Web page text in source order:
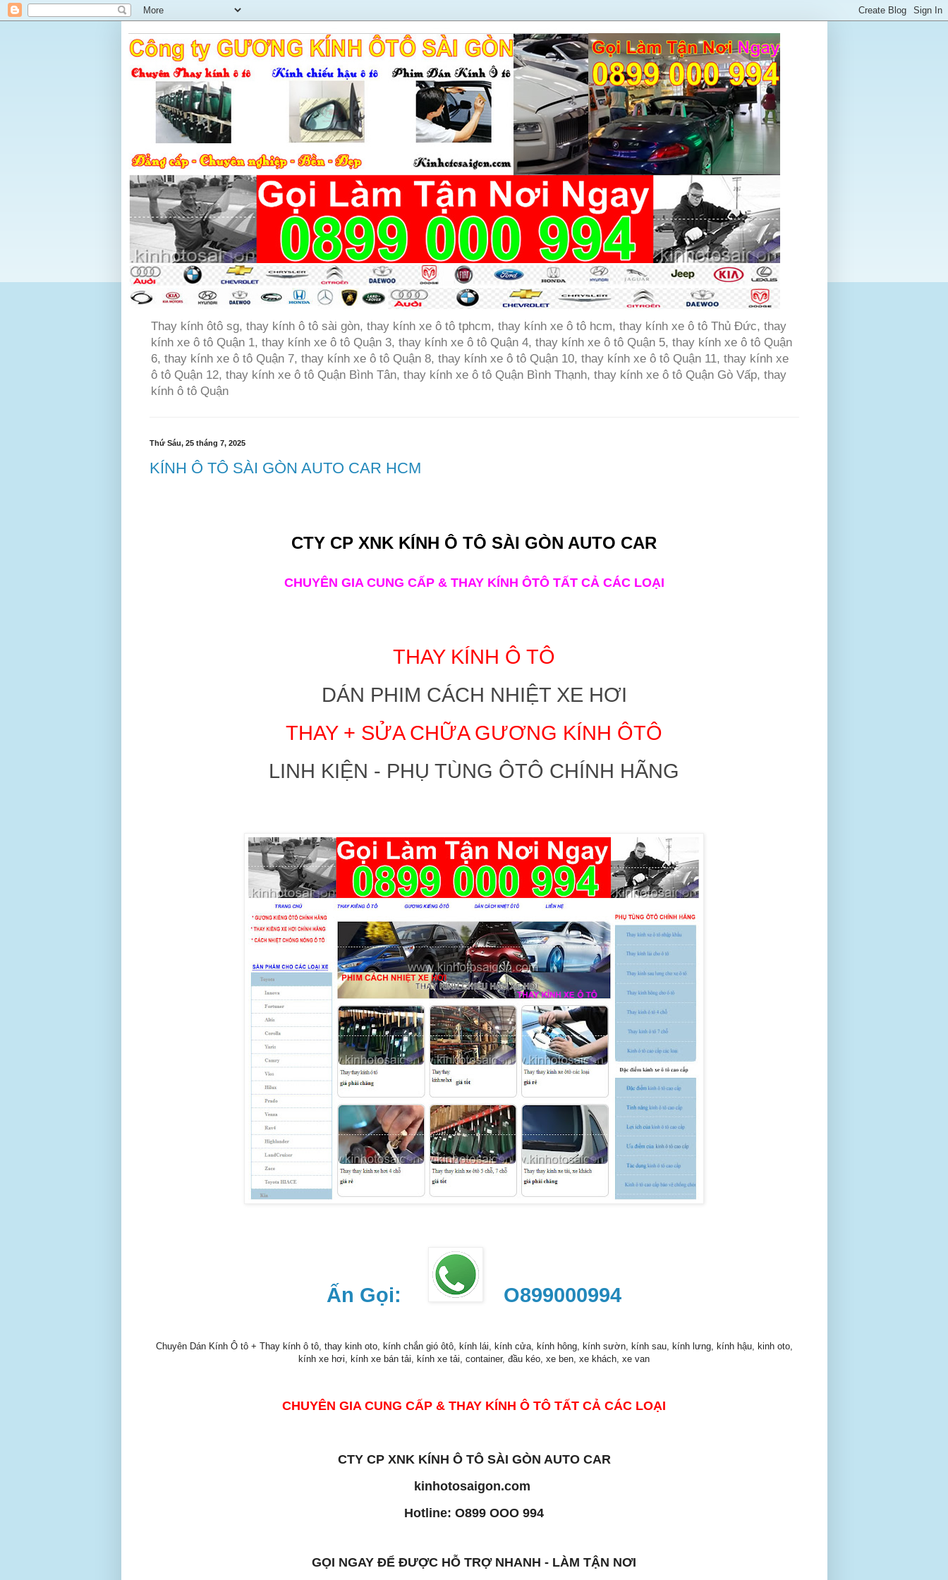
Thay kính ôtô sg, thay kính ô tô sài gòn, thay kính xe ô tô tphcm, thay kính xe ô tô hcm, thay kính xe ô tô Thủ Đức, thay
kính xe ô tô Quận 1, thay kính xe ô tô Quận 3, thay kính xe ô tô Quận 4, thay kính xe ô tô Quận 5, thay kính xe ô tô Quận
6, thay kính xe ô tô Quận 7, thay kính xe ô tô Quận 8, thay kính xe ô tô Quận 10, thay kính xe ô tô Quận 11, thay kính xe
ô tô Quận 12, thay kính xe ô tô Quận Bình Tân, thay kính xe ô tô Quận Bình Thạnh, thay kính xe ô tô Quận Gò Vấp, thay
kính ô tô Quận
Thứ Sáu, 25 tháng 7, 2025
KÍNH Ô TÔ SÀI GÒN AUTO CAR HCM
CTY CP XNK KÍNH Ô TÔ SÀI GÒN AUTO CAR
CHUYÊN GIA CUNG CẤP & THAY KÍNH ÔTÔ TẤT CẢ CÁC LOẠI
THAY KÍNH Ô TÔ
DÁN PHIM CÁCH NHIỆT XE HƠI
THAY + SỬA CHỮA GƯƠNG KÍNH ÔTÔ
LINH KIỆN - PHỤ TÙNG ÔTÔ CHÍNH HÃNG
Ấn Gọi: O899000994
Chuyên Dán Kính Ô tô + Thay kính ô tô, thay kinh oto, kính chắn gió ôtô, kính lái, kính cửa, kính hông, kính sườn, kính sau, kính lưng, kính hậu, kinh oto,
kính xe hơi, kính xe bán tải, kính xe tải, container, đầu kéo, xe ben, xe khách, xe van
CHUYÊN GIA CUNG CẤP & THAY KÍNH Ô TÔ TẤT CẢ CÁC LOẠI
CTY CP XNK KÍNH Ô TÔ SÀI GÒN AUTO CAR
kinhotosaigon.com
Hotline: O899 OOO 994
GỌI NGAY ĐỂ ĐƯỢC HỖ TRỢ NHANH - LÀM TẬN NƠI